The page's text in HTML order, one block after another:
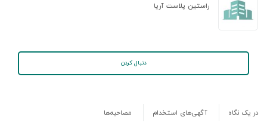
راستین پلاست آریا
دنبال کردن
در یک نگاه آگهی‌های استخدام مصاحبه‌ها